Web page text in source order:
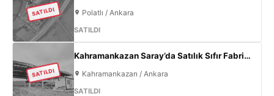
SATILDI Polatlı / Ankara
SATILDI
SATILDI
Kahramankazan Saray’da Satılık Sıfır Fabrika | 11 m Tavan | 200 KW
Kahramankazan / Ankara
SATILDI